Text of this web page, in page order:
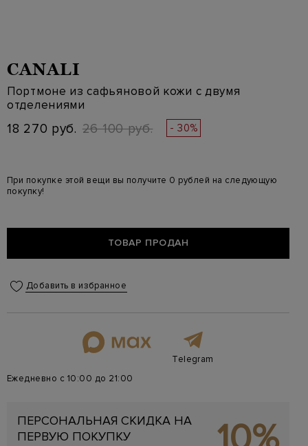
CANALI
Портмоне из сафьяновой кожи с двумя
отделениями
18 270 руб. 26 100 руб. - 30%
При покупке этой вещи вы получите 0 рублей на следующую
покупку!
ТОВАР ПРОДАН
Добавить в избранное
Telegram
Ежедневно с 10:00 до 21:00
ПЕРСОНАЛЬНАЯ СКИДКА НА
ПЕРВУЮ ПОКУПКУ